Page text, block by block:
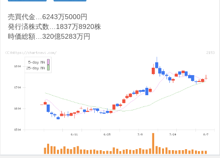
売買代金…6243万5000円
発行済株式数…1837万8920株
時価総額…320億5283万円